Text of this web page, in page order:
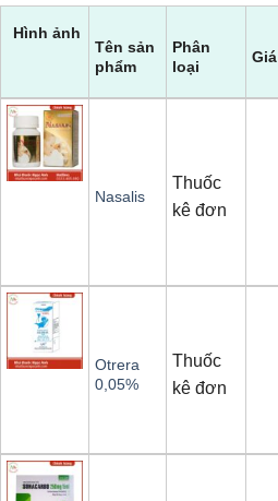
Hình ảnh
Tên sản
phẩm
Phân
loại
Giá
Nasalis
Thuốc
kê đơn
Otrera
0,05%
Thuốc
kê đơn